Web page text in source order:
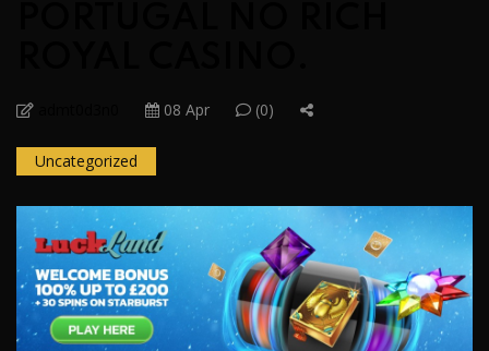
08 Apr (0)
Uncategorized